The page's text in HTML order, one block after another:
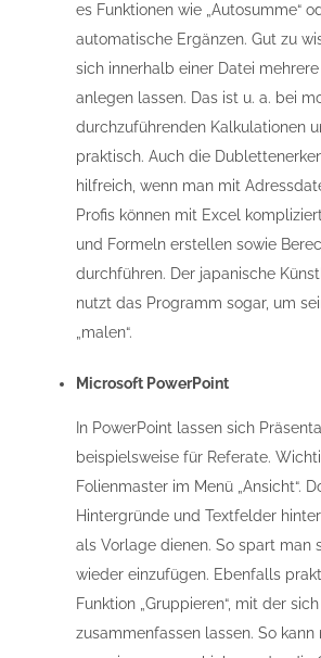
es Funktionen wie „Autosumme“
automatische Ergänzen. Gut zu
sich innerhalb einer Datei
anlegen lassen. Das ist u. a. bei
durchzuführenden Kalkulationen
praktisch. Auch die
hilfreich, wenn man mit
Profis können mit Excel
und Formeln erstellen sowie
durchführen. Der japanische
nutzt das Programm sogar, um
„malen“.
Microsoft PowerPoint
In PowerPoint lassen sich
beispielsweise für Referate.
Folienmaster im Menü „Ansicht“.
Hintergründe und Textfelder
als Vorlage dienen. So spart man
wieder einzufügen. Ebenfalls
Funktion „Gruppieren“, mit der
zusammenfassen lassen. So kann